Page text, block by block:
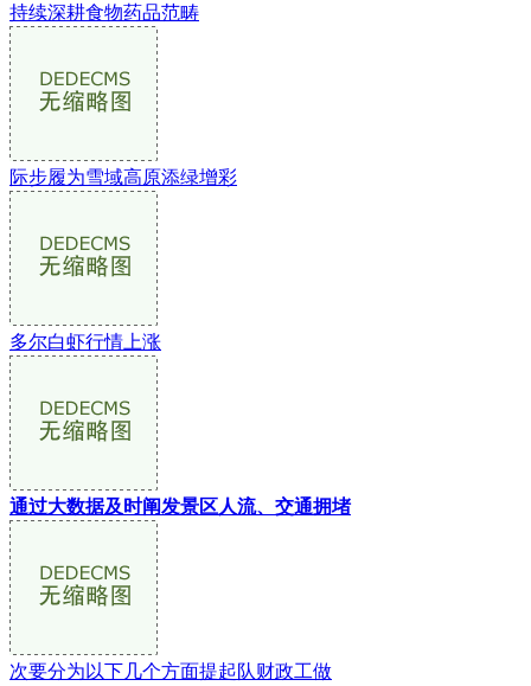
持续深耕食物药品范畴
际步履为雪域高原添绿增彩
多尔白虾行情上涨
通过大数据及时阐发景区人流、交通拥堵
次要分为以下几个方面提起队财政工做